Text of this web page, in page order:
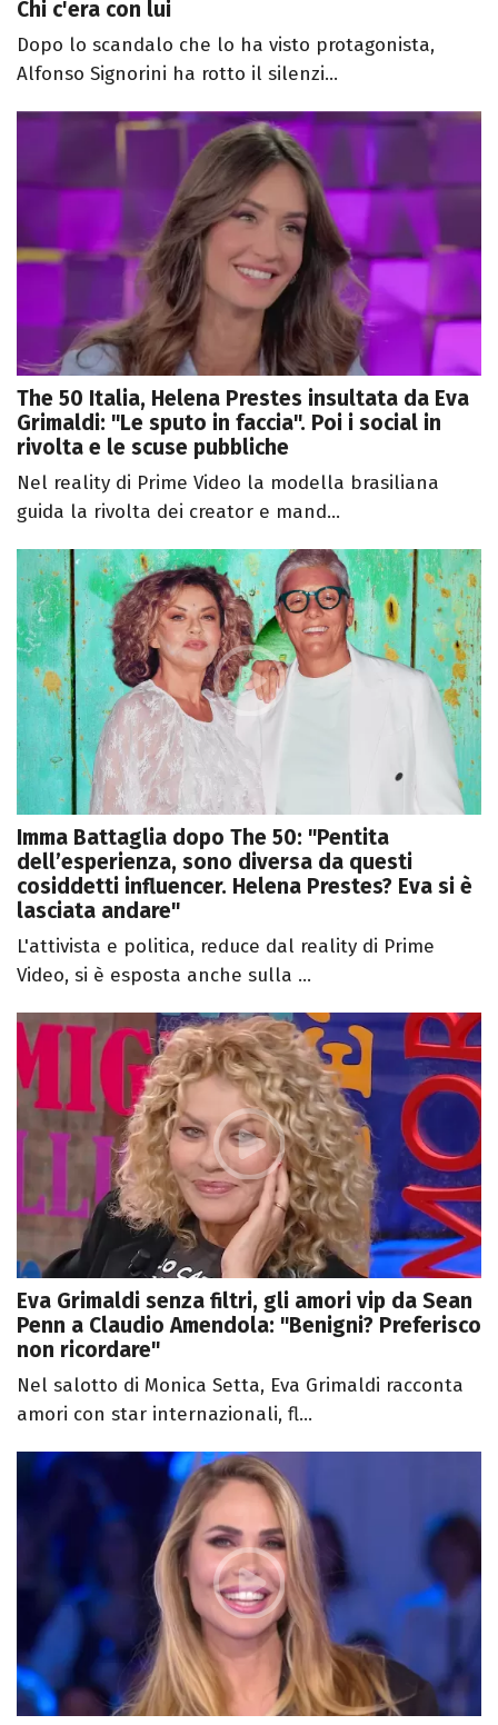
Chi c'era con lui
Dopo lo scandalo che lo ha visto protagonista,
Alfonso Signorini ha rotto il silenzi...
The 50 Italia, Helena Prestes insultata da Eva
Grimaldi: "Le sputo in faccia". Poi i social in
rivolta e le scuse pubbliche
Nel reality di Prime Video la modella brasiliana
guida la rivolta dei creator e mand...
Imma Battaglia dopo The 50: "Pentita
dell’esperienza, sono diversa da questi
cosiddetti influencer. Helena Prestes? Eva si è
lasciata andare"
L'attivista e politica, reduce dal reality di Prime
Video, si è esposta anche sulla ...
Eva Grimaldi senza filtri, gli amori vip da Sean
Penn a Claudio Amendola: "Benigni? Preferisco
non ricordare"
Nel salotto di Monica Setta, Eva Grimaldi racconta
amori con star internazionali, fl...